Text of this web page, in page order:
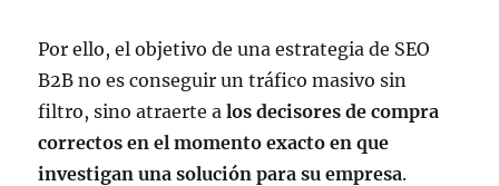
Por ello, el objetivo de una estrategia de SEO
B2B no es conseguir un tráfico masivo sin
filtro, sino atraerte alos decisores de compra
correctos en el momento exacto en que
investigan una solución para su empresa.